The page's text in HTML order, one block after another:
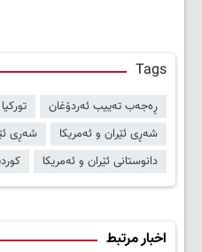
Tags
ڕەجەب تەییب ئەردۆغان تورکیا
شەڕی ئێران و ئەمریکا
شەڕی
دانوستانی ئێران و ئەمریکا
اخبار مرتبط